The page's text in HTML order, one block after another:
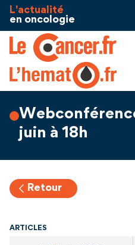
Aller au contenu
L'actualité
en oncologie
juin à 18h
Retour
ARTICLES
Panneau de gestion des